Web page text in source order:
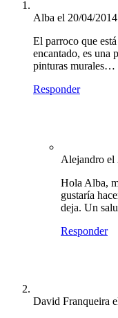
Alba el 20/04/
El parroco que
encantado, es una
pinturas murales…
Responder
Alejandro el
Hola Alba,
gustaría
deja. Un
Responder
David Franqueira